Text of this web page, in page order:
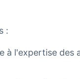
:
à l'expertise des